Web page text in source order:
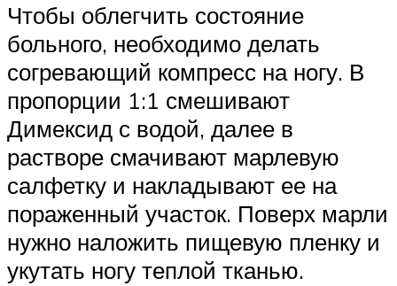
Чтобы облегчить состояние
больного, необходимо делать
согревающий компресс на ногу. В
пропорции 1:1 смешивают
Димексид с водой, далее в
растворе смачивают марлевую
салфетку и накладывают ее на
пораженный участок. Поверх марли
нужно наложить пищевую пленку и
укутать ногу теплой тканью.